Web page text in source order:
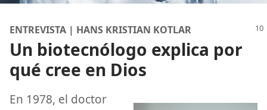
ENTREVISTA | HANS KRISTIAN KOTLAR
Un biotecnólogo explica por
qué cree en Dios
En 1978, el doctor